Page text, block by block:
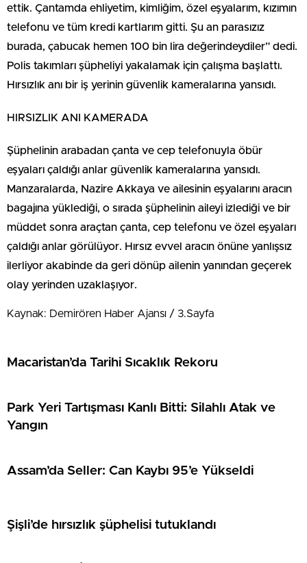
ettik. Çantamda ehliyetim, kimliğim, özel eşyalarım, kızımın
telefonu ve tüm kredi kartlarım gitti. Şu an parasızız
burada, çabucak hemen 100 bin lira değerindeydiler” dedi.
Polis takımları şüpheliyi yakalamak için çalışma başlattı.
Hırsızlık anı bir iş yerinin güvenlik kameralarına yansıdı.
HIRSIZLIK ANI KAMERADA
Şüphelinin arabadan çanta ve cep telefonuyla öbür
eşyaları çaldığı anlar güvenlik kameralarına yansıdı.
Manzaralarda, Nazire Akkaya ve ailesinin eşyalarını aracın
bagajına yüklediği, o sırada şüphelinin aileyi izlediği ve bir
müddet sonra araçtan çanta, cep telefonu ve özel eşyaları
çaldığı anlar görülüyor. Hırsız evvel aracın önüne yanlışsız
ilerliyor akabinde da geri dönüp ailenin yanından geçerek
olay yerinden uzaklaşıyor.
Kaynak: Demirören Haber Ajansı / 3.Sayfa
Macaristan’da Tarihi Sıcaklık Rekoru
Park Yeri Tartışması Kanlı Bitti: Silahlı Atak ve
Yangın
Assam’da Seller: Can Kaybı 95’e Yükseldi
Şişli’de hırsızlık şüphelisi tutuklandı